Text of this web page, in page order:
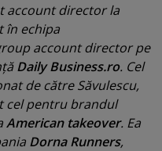
account director la
echipa
account director pe
Daily Business.ro. Cel
de către Săvulescu,
cel pentru brandul
American takeover. Ea
Dorna Runners,